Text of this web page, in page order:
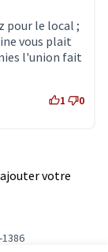
pour le local ;
vous plait
l'union fait
1 0
votre